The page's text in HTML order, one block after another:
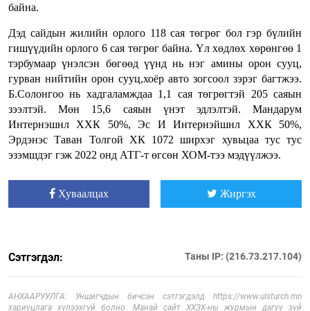
байна.
Дэд сайдын жилийн орлого 118 сая төгрөг бол гэр бүлийн
гишүүдийн орлого 6 сая төгрөг байна. Үл хөдлөх хөрөнгөө 1
тэрбумаар үнэлсэн бөгөөд үүнд нь нэг амины орон сууц,
гурван нийтийн орон сууц,хоёр авто зогсоол зэрэг багтжээ.
Б.Солонгоо нь хадгаламждаа 1,1 сая төгрөгтэй 205 саяын
зээлтэй. Мөн 15,6 саяын үнэт эдлэлтэй. Мандарум
Интернэшнл ХХК 50%, Эс И Интернэйшнл ХХК 50%,
Эрдэнэс Таван Толгой ХК 1072 ширхэг хувьцаа тус тус
эзэмшдэг гэж 2022 онд АТГ-т өгсөн ХОМ-тээ мэдүүлжээ.
Хуваалцах Жиргэх
Сэтгэгдэл: Таны IP: (216.73.217.104)
АНХААРУУЛГА: Уншигчдын бичсэн сэтгэгдэлд https://www.ulsturch.mn
хариуцлага хүлээхгүй болно. Манай сайт ХХЗХ-ны журмын дагуу зүй